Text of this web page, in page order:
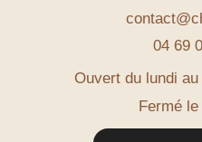
04 69
Ouvert du lundi
Fermé